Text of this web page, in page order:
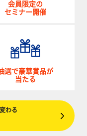
会員限定の
セミナー開催
選で豪華賞品が
当たる
わる